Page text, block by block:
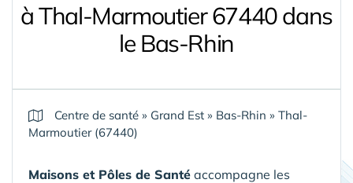
à Thal-Marmoutier 67440 dans
le Bas-Rhin
Centre de santé » Grand Est » Bas-Rhin » Thal-
Marmoutier (67440)
Maisons et Pôles de Santé accompagne les